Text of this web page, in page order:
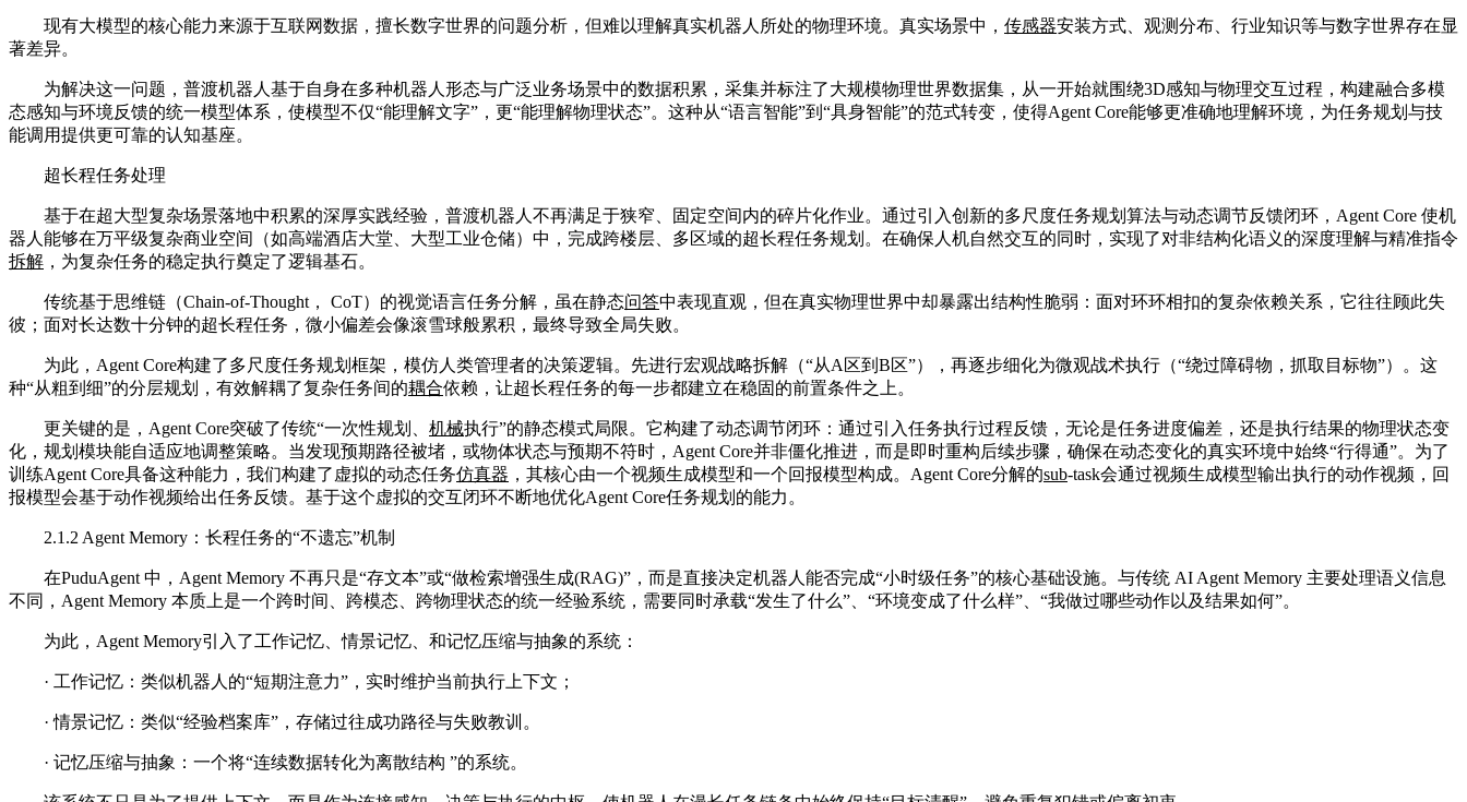
现有大模型的核心能力来源于互联网数据，擅长数字世界的问题分析，但难以理解真实机器人所处的物理环境。真实场景中， 传感器安装方式、观测分布、行业知识等与数字世界存在显
著差异。
为解决这一问题，普渡机器人基于自身在多种机器人形态与广泛业务场景中的数据积累，采集并标注了大规模物理世界数据集，从一开始就围绕3D感知与物理交互过程，构建融合多模
态感知与环境反馈的统一模型体系，使模型不仅“能理解文字”，更“能理解物理状态”。这种从“语言智能”到“具身智能”的范式转变，使得Agent Core能够更准确地理解环境，为任务规划与技
能调用提供更可靠的认知基座。
超长程任务处理
基于在超大型复杂场景落地中积累的深厚实践经验，普渡机器人不再满足于狭窄、固定空间内的碎片化作业。通过引入创新的多尺度任务规划算法与动态调节反馈闭环，Agent Core 使机
器人能够在万平级复杂商业空间（如高端酒店大堂、大型工业仓储）中，完成跨楼层、多区域的超长程任务规划。在确保人机自然交互的同时，实现了对非结构化语义的深度理解与精准指令
拆解 ，为复杂任务的稳定执行奠定了逻辑基石。
传统基于思维链（Chain-of-Thought， CoT）的视觉语言任务分解，虽在静态问答中表现直观，但在真实物理世界中却暴露出结构性脆弱：面对环环相扣的复杂依赖关系，它往往顾此失
彼；面对长达数十分钟的超长程任务，微小偏差会像滚雪球般累积，最终导致全局失败。
为此，Agent Core构建了多尺度任务规划框架，模仿人类管理者的决策逻辑。先进行宏观战略拆解（“从A区到B区”），再逐步细化为微观战术执行（“绕过障碍物，抓取目标物”）。这
种“从粗到细”的分层规划，有效解耦了复杂任务间的耦合依赖，让超长程任务的每一步都建立在稳固的前置条件之上。
更关键的是，Agent Core突破了传统“一次性规划、 机械执行”的静态模式局限。它构建了动态调节闭环：通过引入任务执行过程反馈，无论是任务进度偏差，还是执行结果的物理状态变
化，规划模块能自适应地调整策略。当发现预期路径被堵，或物体状态与预期不符时，Agent Core并非僵化推进，而是即时重构后续步骤，确保在动态变化的真实环境中始终“行得通”。为了
训练Agent Core具备这种能力，我们构建了虚拟的动态任务仿真器 ，其核心由一个视频生成模型和一个回报模型构成。Agent Core分解的sub-task会通过视频生成模型输出执行的动作视频，回
报模型会基于动作视频给出任务反馈。基于这个虚拟的交互闭环不断地优化Agent Core任务规划的能力。
2.1.2 Agent Memory：长程任务的“不遗忘”机制
在PuduAgent 中，Agent Memory 不再只是“存文本”或“做检索增强生成(RAG)”，而是直接决定机器人能否完成“小时级任务”的核心基础设施。与传统 AI Agent Memory 主要处理语义信息
不同，Agent Memory 本质上是一个跨时间、跨模态、跨物理状态的统一经验系统，需要同时承载“发生了什么”、“环境变成了什么样”、“我做过哪些动作以及结果如何”。
为此，Agent Memory引入了工作记忆、情景记忆、和记忆压缩与抽象的系统：
· 工作记忆：类似机器人的“短期注意力”，实时维护当前执行上下文；
· 情景记忆：类似“经验档案库”，存储过往成功路径与失败教训。
· 记忆压缩与抽象：一个将“连续数据转化为离散结构 ”的系统。